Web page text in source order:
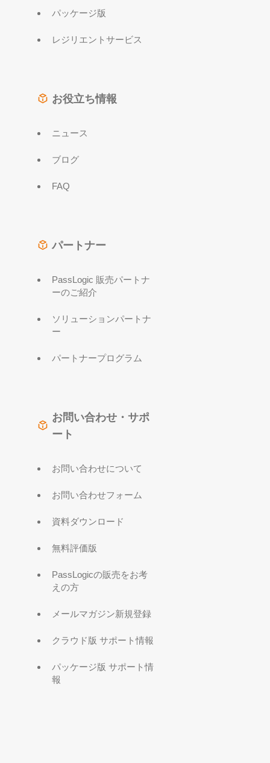
パッケージ版
レジリエントサービス
お役立ち情報
ニュース
ブログ
FAQ
パートナー
PassLogic 販売パートナ
ーのご紹介
ソリューションパートナ
ー
パートナープログラム
お問い合わせ・サポ
ート
お問い合わせについて
お問い合わせフォーム
資料ダウンロード
無料評価版
PassLogicの販売をお考
えの方
メールマガジン新規登録
クラウド版 サポート情報
パッケージ版 サポート情
報